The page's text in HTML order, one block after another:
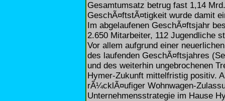
Gesamtumsatz betrug fast 1,14
GeschÃ¤ftstÃ¤tigkeit wurde damit
Im abgelaufenen GeschÃ¤ftsjahr
2.650 Mitarbeiter, 112 Jugendliche
Vor allem aufgrund einer
des laufenden GeschÃ¤ftsjahres
und des weiterhin ungebrochenen
Hymer-Zukunft mittelfristig positiv.
rÃ¼cklÃ¤ufiger Wohnwagen-
Unternehmensstrategie im Hause